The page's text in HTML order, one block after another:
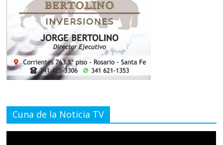
Cuna de la Noticia TV